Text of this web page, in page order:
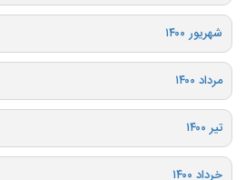
شهریور ۱۴۰۰
مرداد ۱۴۰۰
تیر ۱۴۰۰
خرداد ۱۴۰۰